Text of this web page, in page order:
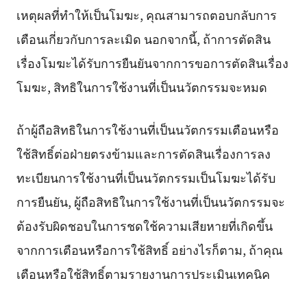
เหตุผลที่ทำให้เป็นโมฆะ, คุณสามารถตอบกลับการ
เตือนเกี่ยวกับการละเมิด นอกจากนี้, ถ้าการตัดสิน
เรื่องโมฆะได้รับการยืนยันจากการขอการตัดสินเรื่อง
โมฆะ, สิทธิในการใช้งานที่เป็นนวัตกรรมจะหมด
ถ้าผู้ถือสิทธิในการใช้งานที่เป็นนวัตกรรมเตือนหรือ
ใช้สิทธิ์ต่อฝ่ายตรงข้ามและการตัดสินเรื่องการลง
ทะเบียนการใช้งานที่เป็นนวัตกรรมเป็นโมฆะได้รับ
การยืนยัน, ผู้ถือสิทธิในการใช้งานที่เป็นนวัตกรรมจะ
ต้องรับผิดชอบในการชดใช้ความเสียหายที่เกิดขึ้น
จากการเตือนหรือการใช้สิทธิ์ อย่างไรก็ตาม, ถ้าคุณ
เตือนหรือใช้สิทธิ์ตามรายงานการประเมินเทคนิค